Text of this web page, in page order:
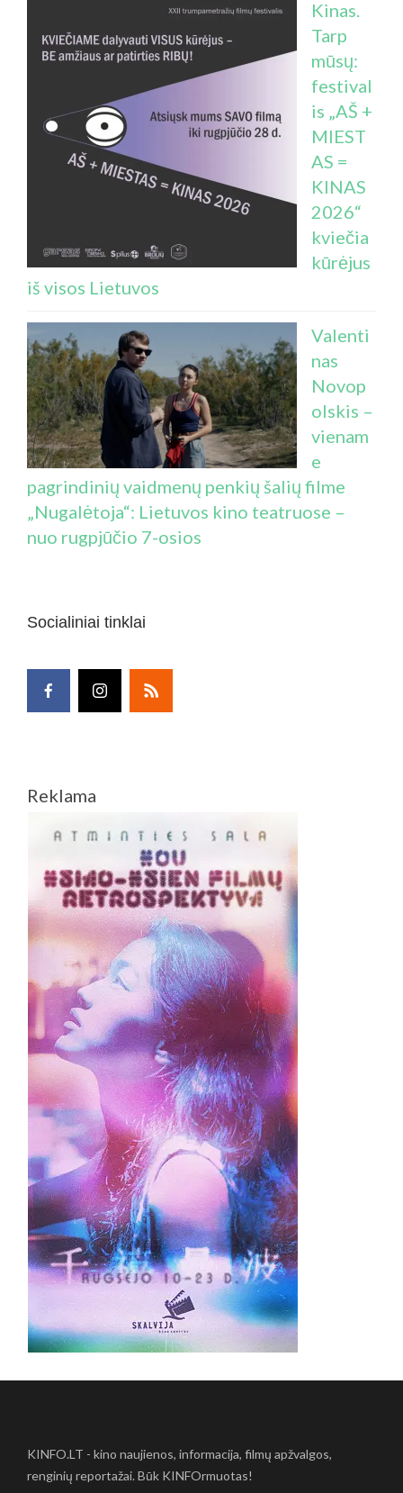
Kinas.
Tarp
mūsų:
festival
is „AŠ +
MIEST
AS =
KINAS
2026“
kviečia
kūrėjus
iš visos Lietuvos
Valenti
nas
Novop
olskis –
vienam
e
pagrindinių vaidmenų penkių šalių filme
„Nugalėtoja“: Lietuvos kino teatruose –
nuo rugpjūčio 7-osios
Socialiniai tinklai
Reklama
KINFO.LT - kino naujienos, informacija, filmų apžvalgos,
renginių reportažai. Būk KINFOrmuotas!